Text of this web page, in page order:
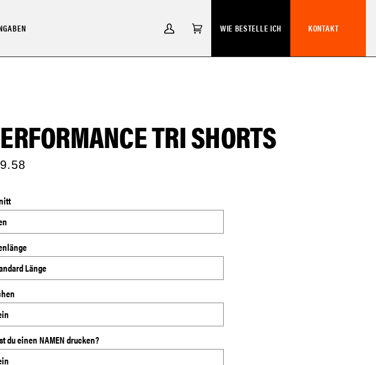
MEIN
EINKAUFSWAGEN
(0) WIE BESTELLE ICH KONTAKT
TRI SHORTS
du einen NAMEN drucken?